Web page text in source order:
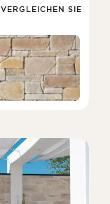
VERGLEICHEN SIE